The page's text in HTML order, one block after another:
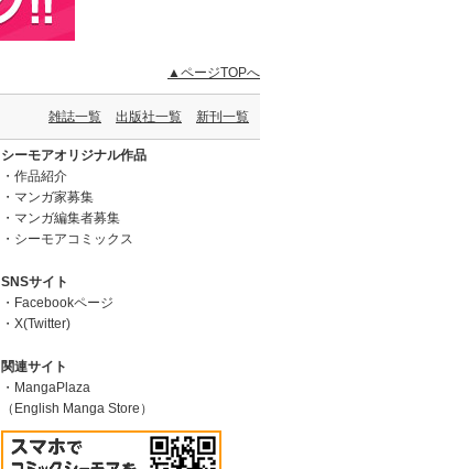
▲ページTOPへ
雑誌一覧 出版社一覧 新刊一覧
シーモアオリジナル作品
作品紹介
マンガ家募集
マンガ編集者募集
シーモアコミックス
SNSサイト
Facebookページ
X(Twitter)
関連サイト
MangaPlaza
（English Manga Store）